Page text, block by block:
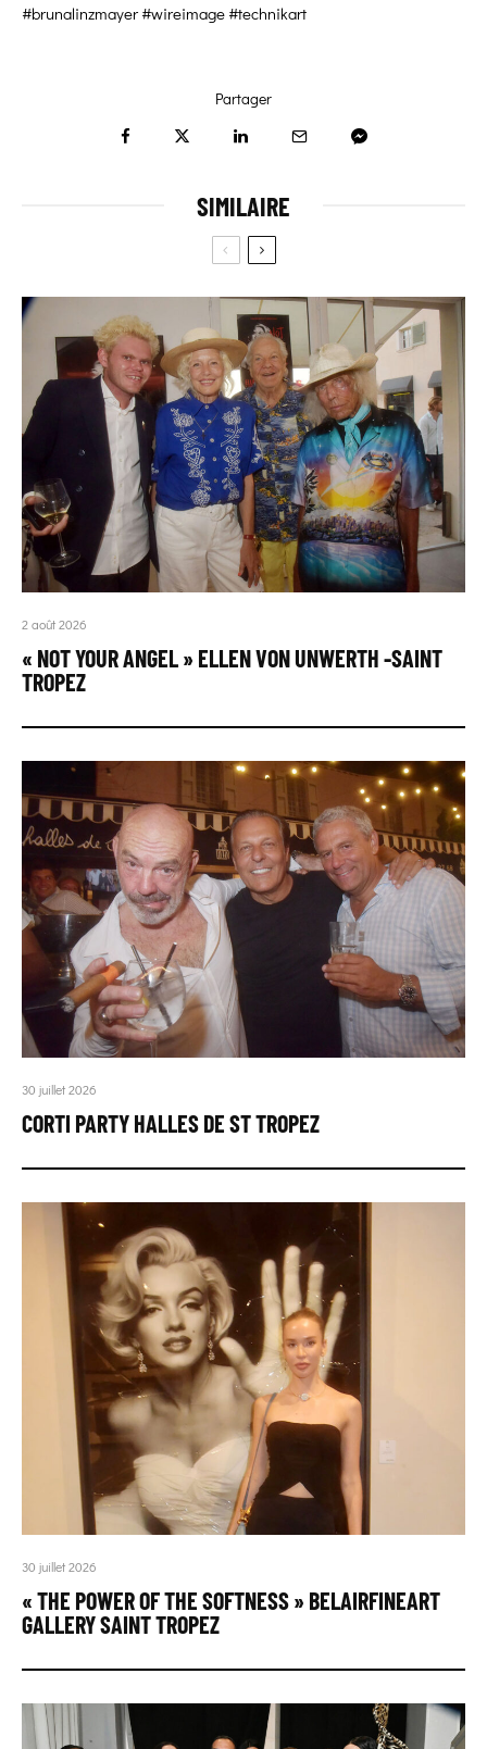
#brunalinzmayer #wireimage #technikart
Partager
SIMILAIRE
2 août 2026
« NOT YOUR ANGEL » ELLEN VON UNWERTH -SAINT
TROPEZ
30 juillet 2026
CORTI PARTY HALLES DE ST TROPEZ
30 juillet 2026
« THE POWER OF THE SOFTNESS » BELAIRFINEART
GALLERY SAINT TROPEZ